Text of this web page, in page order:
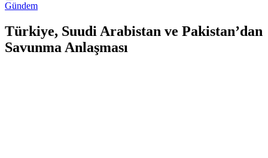
Gündem
Türkiye, Suudi Arabistan ve Pakistan’dan
Savunma Anlaşması